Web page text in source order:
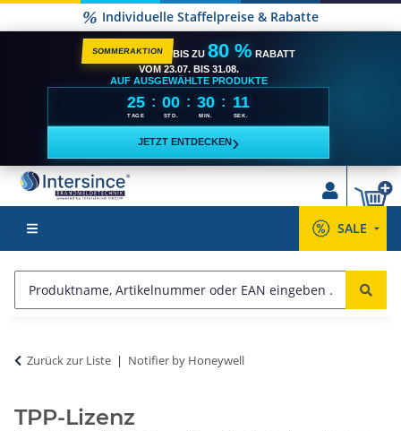
Individuelle Staffelpreise & Rabatte
SOMMERAKTION BIS ZU 80 % RABATT
VOM 23.07. BIS 31.08.
AUF AUSGEWÄHLTE PRODUKTE
25
TAGE
: 00
STD.
: 30
MIN.
: 11
SEK.
JETZT ENTDECKEN ›
SALE
Zurück zur Liste Notifier by Honeywell
TPP-Lizenz